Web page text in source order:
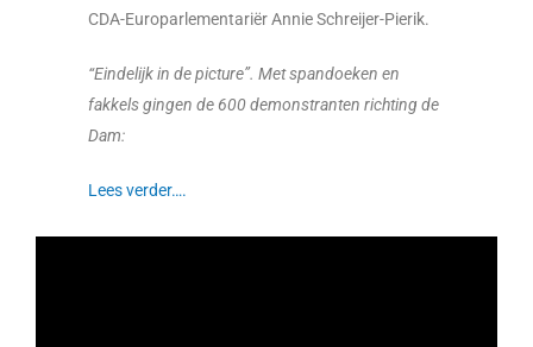
CDA-Europarlementariër Annie Schreijer-Pierik.
“Eindelijk in de picture”. Met spandoeken en
fakkels gingen de 600 demonstranten richting de
Dam:
Lees verder….